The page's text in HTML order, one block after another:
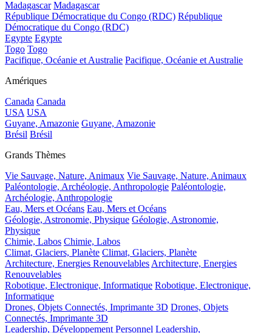
Madagascar Madagascar
République Démocratique du Congo (RDC) République
Démocratique du Congo (RDC)
Egypte Egypte
Togo Togo
Pacifique, Océanie et Australie Pacifique, Océanie et Australie
Amériques
Canada Canada
USA USA
Guyane, Amazonie Guyane, Amazonie
Brésil Brésil
Grands Thèmes
Vie Sauvage, Nature, Animaux Vie Sauvage, Nature, Animaux
Paléontologie, Archéologie, Anthropologie Paléontologie,
Archéologie, Anthropologie
Eau, Mers et Océans Eau, Mers et Océans
Géologie, Astronomie, Physique Géologie, Astronomie,
Physique
Chimie, Labos Chimie, Labos
Climat, Glaciers, Planète Climat, Glaciers, Planète
Architecture, Energies Renouvelables Architecture, Energies
Renouvelables
Robotique, Electronique, Informatique Robotique, Electronique,
Informatique
Drones, Objets Connectés, Imprimante 3D Drones, Objets
Connectés, Imprimante 3D
Leadership, Développement Personnel Leadership,